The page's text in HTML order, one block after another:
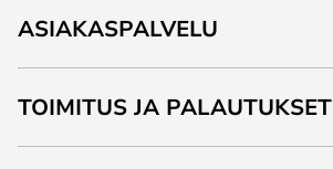
ASIAKASPALVELU
TOIMITUS JA PALAUTUKSET